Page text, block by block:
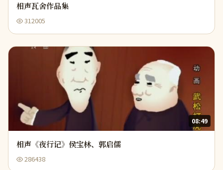
相声瓦舍作品集
312005
08:49
相声《夜行记》侯宝林、郭启儒
286438